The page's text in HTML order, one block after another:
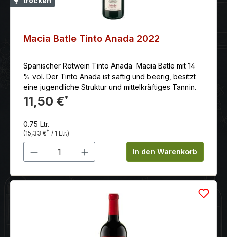
prägen terrassenförmig ange-legte Weinberge das
Landschaftsbild. Ihre schieferhaltigen Böden
organischen Bestand-teilen mit minimalem Lehmanteil.
Philosophie seiner Familie erzeugt er Weine und
Cava, die ihren Ursprung nicht verleugnen sollen mit
dem Ziel seine Region im internationalen Weinmarkt
zu etablieren.
Macia Batle Tinto Anada 2022
Spanischer Rotwein Tinto Anada Macia Batle mit 14
% vol. Der Tinto Anada ist saftig und beerig, besitzt
eine jugendliche Struktur und mittelkräftiges Tannin.
11,50 €*
0.75 Ltr.
(15,33 €* / 1 Ltr.)
Produkt Anzahl: Gib denIn den Warenkorb